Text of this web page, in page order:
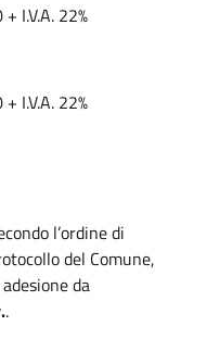
22%
22%
l’ordine di
del Comune,
da
.